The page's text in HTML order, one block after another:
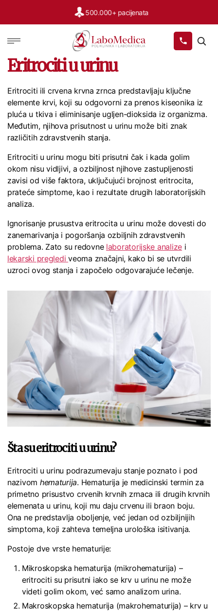
500.000+ pacijenata
Eritrociti u urinu
Eritrociti ili crvena krvna zrnca predstavljaju ključne
elemente krvi, koji su odgovorni za prenos kiseonika iz
pluća u tkiva i eliminisanje ugljen-dioksida iz organizma.
Međutim, njihova prisutnost u urinu može biti znak
različitih zdravstvenih stanja.
Eritrociti u urinu mogu biti prisutni čak i kada golim
okom nisu vidljivi, a ozbiljnost njihove zastupljenosti
zavisi od više faktora, uključujući brojnost eritrocita,
prateće simptome, kao i rezultate drugih laboratorijskih
analiza.
Ignorisanje prusustva eritrocita u urinu može dovesti do
zanemarivanja i pogoršanja ozbiljnih zdravstvenih
problema. Zato su redovne laboratorijske analize i
lekarski preglediveoma značajni, kako bi se utvrdili
uzroci ovog stanja i započelo odgovarajuće lečenje.
Šta su eritrociti u urinu?
Eritrociti u urinu podrazumevaju stanje poznato i pod
nazivom hematurija. Hematurija je medicinski termin za
primetno prisustvo crvenih krvnih zrnaca ili drugih krvnih
elemenata u urinu, koji mu daju crvenu ili braon boju.
Ona ne predstavlja oboljenje, već jedan od ozbiljnijih
simptoma, koji zahteva temeljna urološka isitivanja.
Postoje dve vrste hematurije:
Mikroskopska hematurija (mikrohematurija) –
eritrociti su prisutni iako se krv u urinu ne može
videti golim okom, već samo analizom urina.
Makroskopska hematurija (makrohematurija) – krv u